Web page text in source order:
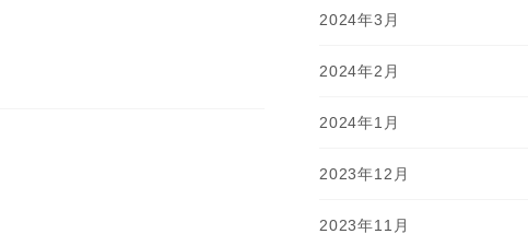
2024年3月
2024年2月
2024年1月
2023年12月
2023年11月